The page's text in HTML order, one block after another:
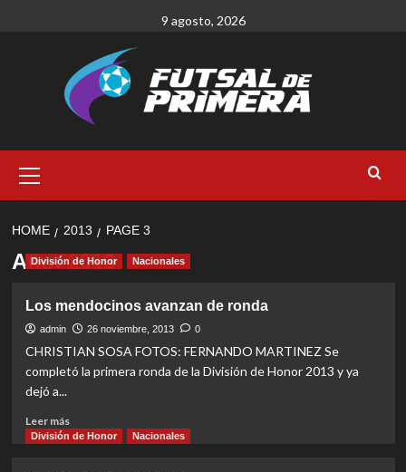
9 agosto, 2026
Menu
HOME 2013 PAGE 3
Año:2013
División de Honor Nacionales
Los mendocinos avanzan de ronda
admin 26 noviembre, 2013 0
CHRISTIAN SOSA FOTOS: FERNANDO MARTINEZ Se
completó la primera ronda de la División de Honor 2013 y ya
dejó a...
Leer másRead
more
División de Honor Nacionales